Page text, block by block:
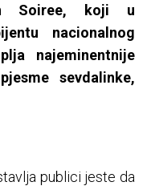
Soiree, koji u
nacionalnog
najeminentnije
sevdalinke,
publici jeste da